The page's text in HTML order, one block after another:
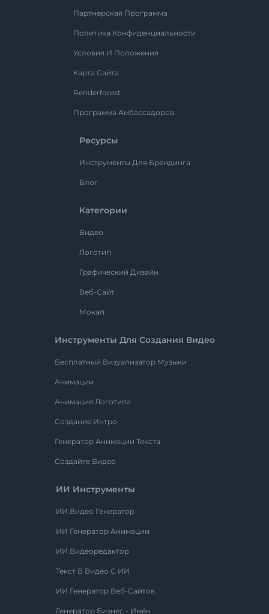
Партнерская Программа
Политика Конфиденциальности
Условия И Положения
Карта Сайта
Renderforest
Программа Амбассадоров
Ресурсы
Инструменты Для Брендинга
Блог
Категории
Видео
Логотип
Графический Дизайн
Веб-Сайт
Мокап
Инструменты Для Создания Видео
Бесплатный Визуализатор Музыки
Анимации
Анимация Логотипа
Создание Интро
Генератор Анимации Текста
Создайте Видео
ИИ Инструменты
ИИ Видео Генератор
ИИ Генератор Анимации
ИИ Видеоредактор
Текст В Видео С ИИ
ИИ Генератор Веб-Сайтов
Генератор Бизнес - Имён